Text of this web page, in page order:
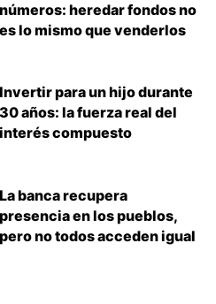
números: heredar fondos no
es lo mismo que venderlos
Invertir para un hijo durante
30 años: la fuerza real del
interés compuesto
La banca recupera
presencia en los pueblos,
pero no todos acceden igual